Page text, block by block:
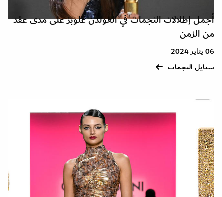
أجمل إطلالات النجمات في الغولدن غلوبز على مدى عقد
من الزمن
06 يناير 2024
ستايل النجمات